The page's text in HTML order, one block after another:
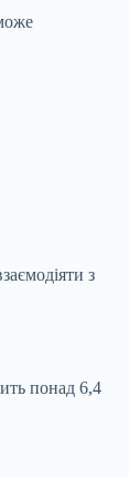
з
понад 6,4